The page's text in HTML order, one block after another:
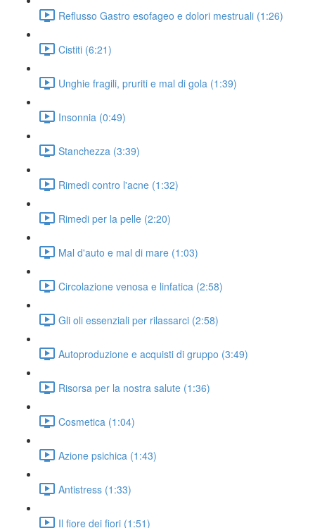
Reflusso Gastro esofageo e dolori mestruali (1:26)
Cistiti (6:21)
Unghie fragili, pruriti e mal di gola (1:39)
Insonnia (0:49)
Stanchezza (3:39)
Rimedi contro l'acne (1:32)
Rimedi per la pelle (2:20)
Mal d'auto e mal di mare (1:03)
Circolazione venosa e linfatica (2:58)
Gli oli essenziali per rilassarci (2:58)
Autoproduzione e acquisti di gruppo (3:49)
Risorsa per la nostra salute (1:36)
Cosmetica (1:04)
Azione psichica (1:43)
Antistress (1:33)
Il fiore dei fiori (1:51)